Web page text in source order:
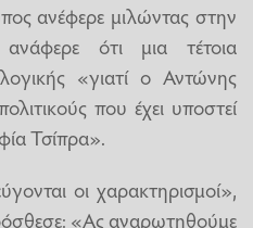
ανέφερε μιλώντας στην
ότι μια τέτοια
«γιατί ο Αντώνης
που έχει υποστεί
Τσίπρα».
οι χαρακτηρισμοί»,
«Ας αναρωτηθούμε